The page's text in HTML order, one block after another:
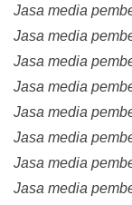
Jasa media
Jasa media
Jasa media
Jasa media
Jasa media
Jasa media
Jasa media
Jasa media